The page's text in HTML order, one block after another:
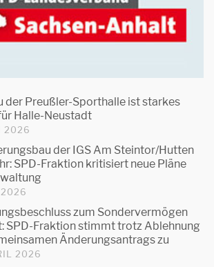
der Preußler-Sporthalle ist starkes
Halle-Neustadt
2026
der IGS Am Steintor/Hutten
SPD-Fraktion kritisiert neue Pläne
2026
zum Sondervermögen
SPD-Fraktion stimmt trotz Ablehnung
Änderungsantrags zu
2026